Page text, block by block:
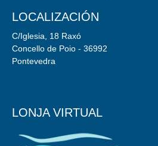
LOCALIZACIÓN
C/Iglesia, 18 Raxó
Concello de Poio - 36992
Pontevedra
LONJA VIRTUAL